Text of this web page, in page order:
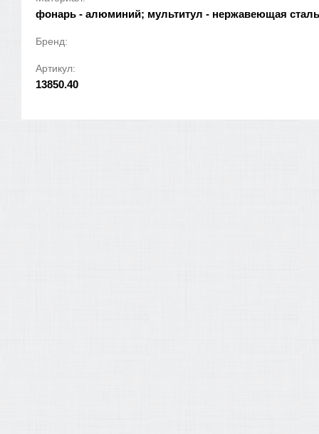
фонарь - алюминий; мультитул - нержавеющая
Бренд:
Артикул:
13850.40